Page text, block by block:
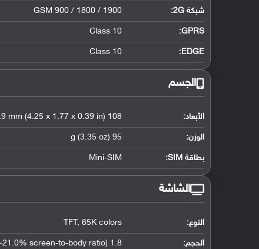
شبكة 2G: GSM 900 / 1800 / 1900
GPRS:
Class 10
EDGE:
Class 10
الجسم
الأبعاد: 108 x 45 x 9.9 mm (4.25 x 1.77 x 0.39 in)
الوزن: 95 g (3.35 oz)
بطاقة SIM: Mini-SIM
الشاشة
النوع: TFT, 65K colors
الحجم: 1.8 inches (~21.0% screen-to-body ratio)